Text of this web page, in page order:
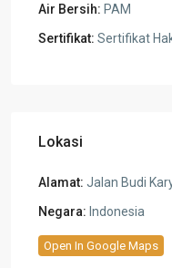
Air Bersih: PAM
Sertifikat: Sertifikat
Lokasi
Alamat: Jalan Budi
Negara: Indonesia
Open In Google Maps